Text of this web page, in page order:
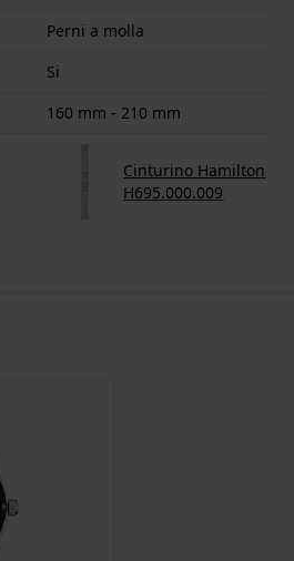
Perni a molla
Si
160 mm - 210 mm
Cinturino Hamilton
H695.000.009